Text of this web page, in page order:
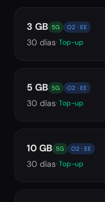
3 GB 5G O2 · EE
30 días· Top-up
5 GB 5G O2 · EE
30 días· Top-up
10 GB 5G O2 · EE
30 días· Top-up